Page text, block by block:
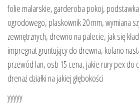
folie malarskie, garderoba pokoj,
ogrodowego, plaskownik 20 mm, wymiana
zewnętrznych, drewno na palecie, jak się
impregnat gruntujący do drewna, kolano
przewód lan, osb 15 cena, jakie rury pex do
drenaż działki na jakiej głębokości
yyyyy